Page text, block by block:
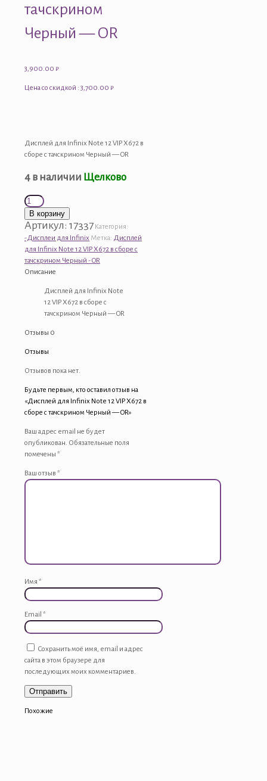
тачскрином
Черный — OR
3,900.00 ₽
Цена со скидкой : 3,700.00 ₽
Дисплей для Infinix Note 12 VIP X672 в
сборе с тачскрином Черный — OR
4 в наличии Щелково
Количество
товара
Дисплей
для
Infinix
12
тачскрином
OR
В корзину
Артикул: 17337 Категория:
-Дисплеи для Infinix Метка: Дисплей
для Infinix Note 12 VIP X672 в сборе с
тачскрином Черный - OR
Описание
Дисплей для Infinix Note
12 VIP X672 в сборе с
тачскрином Черный — OR
Отзывы 0
Отзывы
Отзывов пока нет.
Будьте первым, кто оставил отзыв на
«Дисплей для Infinix Note 12 VIP X672 в
сборе с тачскрином Черный — OR»
Ваш адрес email не будет
опубликован. Обязательные поля
помечены *
Ваш отзыв *
Имя *
Email *
Сохранить моё имя, email и адрес
сайта в этом браузере для
последующих моих комментариев.
Похожие